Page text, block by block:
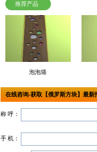
推荐产品
泡泡墙
在线咨询-获取【俄罗斯方块】最新
称 呼：
手 机：